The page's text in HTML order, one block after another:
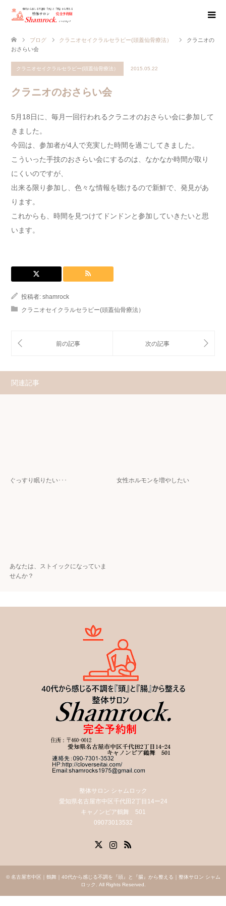
ブログ クラニオセイクラルセラピー(頭蓋仙骨療法）
クラニオの
おさらい会
クラニオセイクラルセラピー(頭蓋仙骨療法） 2015.05.22
クラニオのおさらい会
5月18日に、毎月一回行われるクラニオのおさらい会に参加して
きました。
今回は、参加者が4人で充実した時間を過ごしてきました。
こういった手技のおさらい会にするのは、なかなか時間が取り
にくいのですが、
出来る限り参加し、色々な情報を聴けるので新鮮で、発見があ
ります。
これからも、時間を見つけてドンドンと参加していきたいと思
います。
投稿者: shamrock
クラニオセイクラルセラピー(頭蓋仙骨療法）
関連記事
ぐっすり眠りたい･･･ 女性ホルモンを増やしたい
あなたは、ストイックになっていま
せんか？
整体サロン シャムロック
愛知県名古屋市中区千代田2丁目14ー24
キャノンピア鶴舞 501
09073013532
© 名古屋市中区｜鶴舞｜40代から感じる不調を『頭』と『腸』から整える｜整体サロン シャム
ロック . All Rights Reserved.